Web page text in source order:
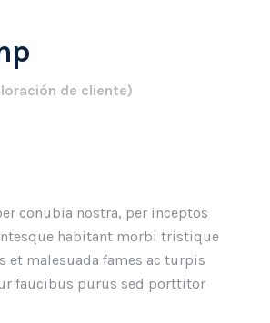
de cliente)
conubia nostra, per inceptos
habitant morbi tristique
et malesuada fames ac turpis
faucibus purus sed porttitor